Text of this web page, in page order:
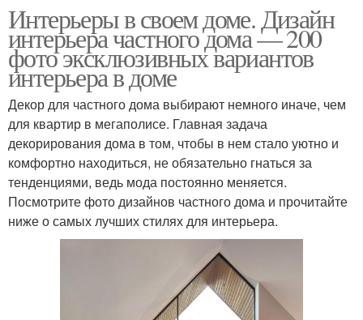
Интерьеры в своем доме. Дизайн
интерьера частного дома — 200
фото эксклюзивных вариантов
интерьера в доме
Декор для частного дома выбирают немного иначе, чем
для квартир в мегаполисе. Главная задача
декорирования дома в том, чтобы в нем стало уютно и
комфортно находиться, не обязательно гнаться за
тенденциями, ведь мода постоянно меняется.
Посмотрите фото дизайнов частного дома и прочитайте
ниже о самых лучших стилях для интерьера.